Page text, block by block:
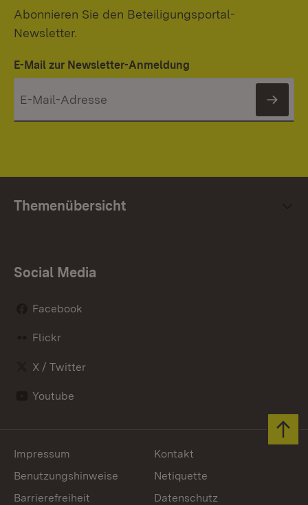
Abonnieren Sie den Beteiligungsportal-
Newsletter.
E-Mail zur Newsletter-Anmeldung
Themenübersicht
Social Media
Facebook
Flickr
X / Twitter
Youtube
Impressum
Kontakt
Benutzungshinweise
Netiquette
Barrierefreiheit
Datenschutz